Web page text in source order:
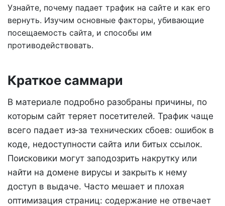
Узнайте, почему падает трафик на сайте и как его
вернуть. Изучим основные факторы, убивающие
посещаемость сайта, и способы им
противодействовать.
Краткое саммари
В материале подробно разобраны причины, по
которым сайт теряет посетителей. Трафик чаще
всего падает из‑за технических сбоев: ошибок в
коде, недоступности сайта или битых ссылок.
Поисковики могут заподозрить накрутку или
найти на домене вирусы и закрыть к нему
доступ в выдаче. Часто мешает и плохая
оптимизация страниц: содержание не отвечает